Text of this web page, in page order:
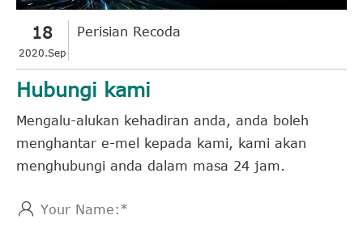
18
2020.Sep
Perisian Recoda
Hubungi kami
Mengalu-alukan kehadiran anda, anda boleh
menghantar e-mel kepada kami, kami akan
menghubungi anda dalam masa 24 jam.
